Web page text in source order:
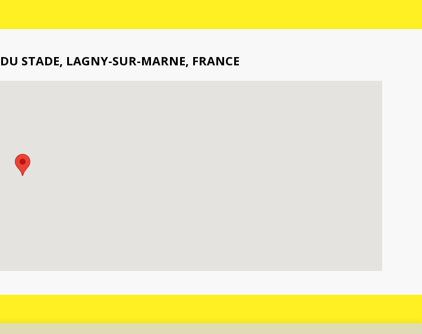
STADE, LAGNY-SUR-MARNE, FRANCE